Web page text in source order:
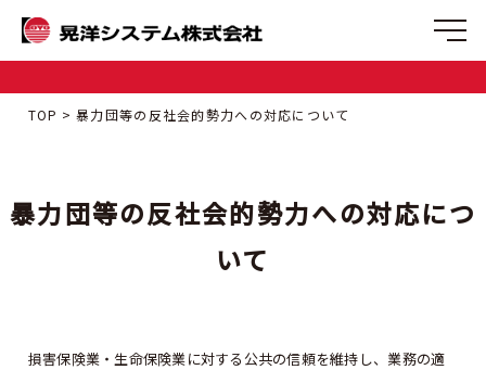
TOP 暴力団等の反社会的勢力への対応について
暴力団等の反社会的勢力への対応につ
いて
損害保険業・生命保険業に対する公共の信頼を維持し、業務の適